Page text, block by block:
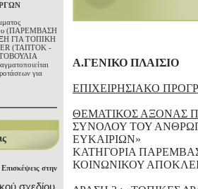
(ΠΑΡΕΜΒΑΣΗ
ΓΙΑ ΤΟΠΙΚΗ
(ΤΑΠΤΟΚ -
για
στην
σχεδίου
Α.ΓΕΝΙΚΟ ΠΛΑΙΣΙΟ
ΕΠΙΧΕΙΡΗΣΙΑΚΟ
ΘΕΜΑΤΙΚΟΣ ΑΞΟΝΑΣ
ΣΥΝΟΛΟΥ ΤΟΥ
ΕΥΚΑΙΡΙΩΝ»
ΚΑΤΗΓΟΡΙΑ
ΚΟΙΝΩΝΙΚΟΥ